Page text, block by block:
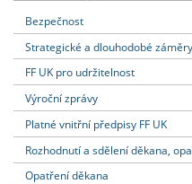
Bezpečnost
Strategické a dlouhodobé záměry
FF UK pro udržitelnost
Výroční zprávy
Platné vnitřní předpisy FF UK
Rozhodnutí a sdělení děkana,
Opatření děkana